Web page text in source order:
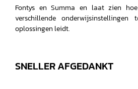
Fontys en Summa en laat zien hoe
verschillende onderwijsinstellingen
oplossingen leidt.
SNELLER AFGEDANKT